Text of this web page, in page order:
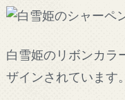
白雪姫のリボンカラ
ザインされています。